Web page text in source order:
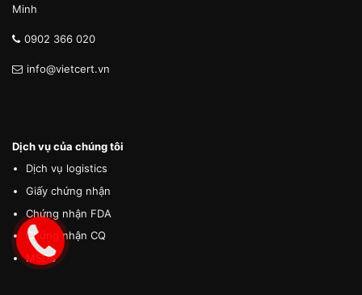
Minh
0902 366 020
info@vietcert.vn
Dịch vụ của chúng tôi
Dịch vụ logistics
Giấy chứng nhận
Chứng nhận FDA
Chứng nhận CQ
MSDS